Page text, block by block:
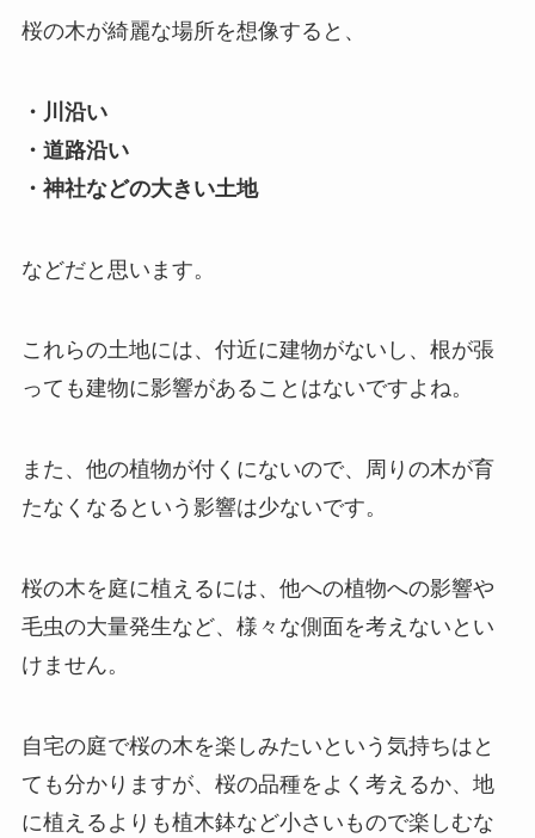
桜の木が綺麗な場所を想像すると、
・川沿い
・道路沿い
・神社などの大きい土地
などだと思います。
これらの土地には、付近に建物がないし、根が張
っても建物に影響があることはないですよね。
また、他の植物が付くにないので、周りの木が育
たなくなるという影響は少ないです。
桜の木を庭に植えるには、他への植物への影響や
毛虫の大量発生など、様々な側面を考えないとい
けません。
自宅の庭で桜の木を楽しみたいという気持ちはと
ても分かりますが、桜の品種をよく考えるか、地
に植えるよりも植木鉢など小さいもので楽しむな